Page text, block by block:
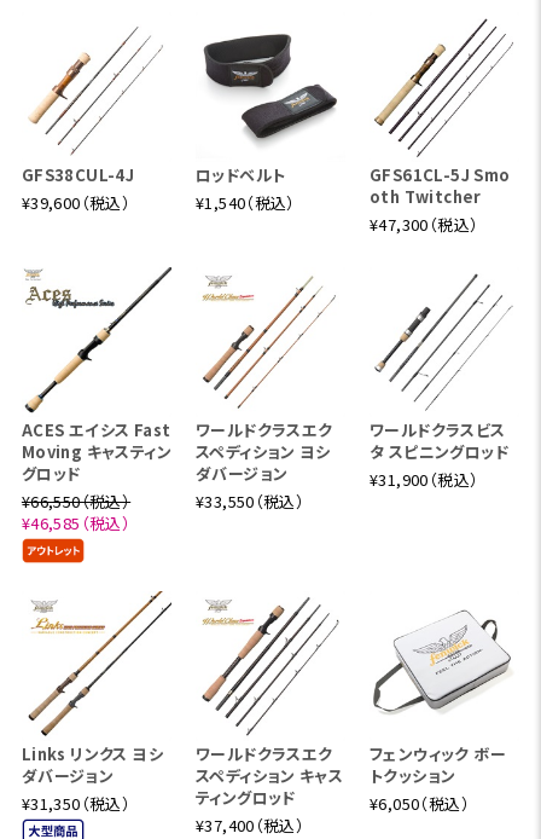
GFS38CUL-4J
¥39,600（税込）
ロッドベルト
¥1,540（税込）
GFS61CL-5J Smo
oth Twitcher
¥47,300（税込）
ACES エイシス Fast
Moving キャスティン
グロッド
¥66,550（税込）
¥46,585（税込）
ワールドクラスエク
スペディション ヨシ
ダバージョン
¥33,550（税込）
ワールドクラスビス
タ スピニングロッド
¥31,900（税込）
Links リンクス ヨシ
ダバージョン
¥31,350（税込）
ワールドクラスエク
スペディション キャス
ティングロッド
¥37,400（税込）
フェンウィック ボー
トクッション
¥6,050（税込）